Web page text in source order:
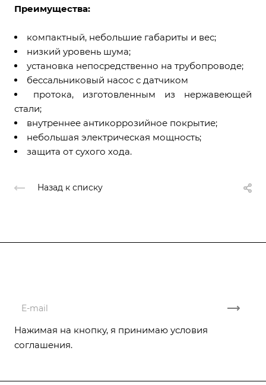
Преимущества:
компактный, небольшие габариты и вес;
низкий уровень шума;
установка непосредственно на трубопроводе;
бессальниковый насос с датчиком
протока, изготовленным из нержавеющей
стали;
внутреннее антикоррозийное покрытие;
небольшая электрическая мощность;
защита от сухого хода.
Назад к списку
Нажимая на кнопку, я принимаю условия
соглашения.